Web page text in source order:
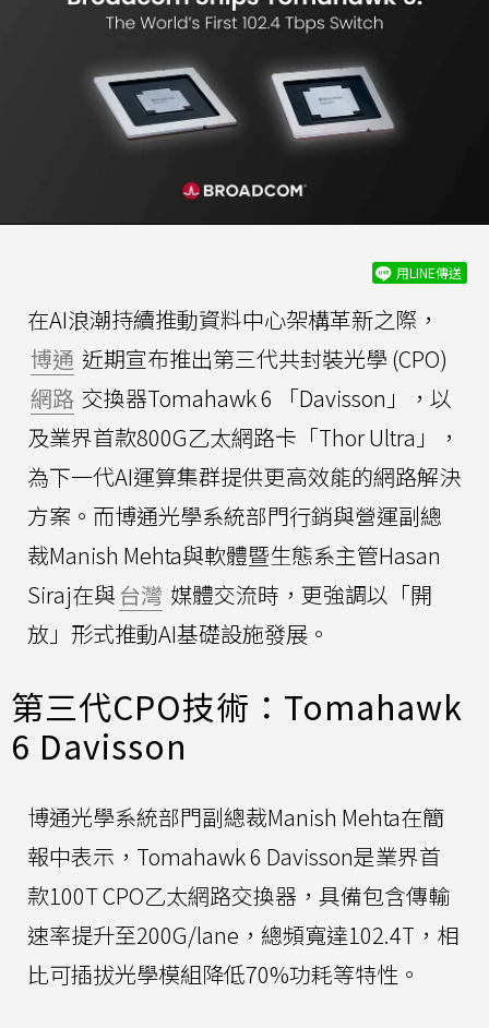
用LINE傳送
在AI浪潮持續推動資料中心架構革新之際，
博通 近期宣布推出第三代共封裝光學 (CPO)
網路 交換器Tomahawk 6 「Davisson」，以
及業界首款800G乙太網路卡「Thor Ultra」，
為下一代AI運算集群提供更高效能的網路解決
方案。而博通光學系統部門行銷與營運副總
裁Manish Mehta與軟體暨生態系主管Hasan
Siraj在與 台灣 媒體交流時，更強調以「開
放」形式推動AI基礎設施發展。
第三代CPO技術：Tomahawk
6 Davisson
博通光學系統部門副總裁Manish Mehta在簡
報中表示，Tomahawk 6 Davisson是業界首
款100T CPO乙太網路交換器，具備包含傳輸
速率提升至200G/lane，總頻寬達102.4T，相
比可插拔光學模組降低70%功耗等特性。